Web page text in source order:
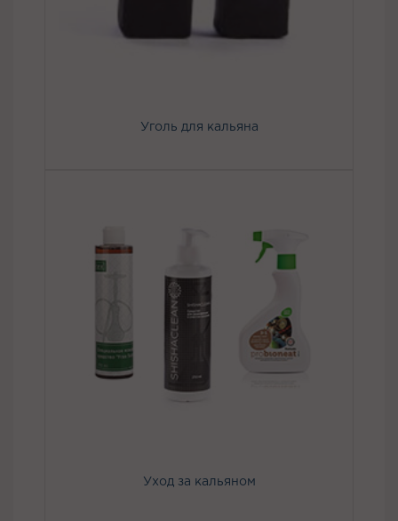
Уголь для кальяна
Уход за кальяном